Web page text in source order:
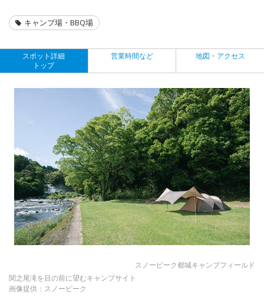
キャンプ場・BBQ場
スポット詳細
トップ
営業時間など 地図・アクセス
スノーピーク都城キャンプフィールド
関之尾滝を目の前に望むキャンプサイト
画像提供：スノーピーク